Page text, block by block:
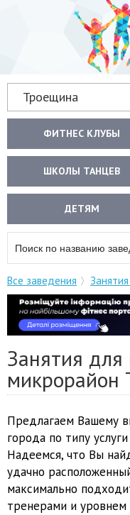
Троещина
ФИТНЕС КЛУБЫ
ШКОЛЫ ТАНЦЕВ
ДЕТЯМ
Все заведения
Занятия
микрорайон
Предлагаем Вашему
города по типу
Надеемся, что Вы
удачно
максимально
тренерами и уровнем